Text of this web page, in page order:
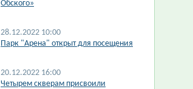
Обского»
28.12.2022 10:00
Парк "Арена" открыт для посещения
20.12.2022 16:00
Четырем скверам присвоили